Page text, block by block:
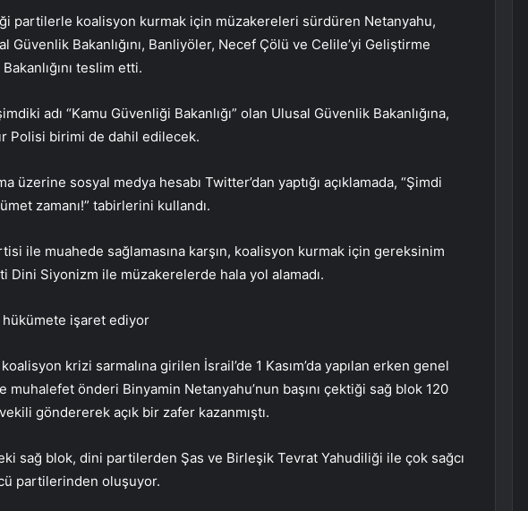
partilerle koalisyon kurmak için müzakereleri sürdüren Netanyahu,
Güvenlik Bakanlığını, Banliyöler, Necef Çölü ve Celile’yi Geliştirme
teslim etti.
adı “Kamu Güvenliği Bakanlığı” olan Ulusal Güvenlik Bakanlığına,
Polisi birimi de dahil edilecek.
üzerine sosyal medya hesabı Twitter’dan yaptığı açıklamada, “Şimdi
zamanı!” tabirlerini kullandı.
ile muahede sağlamasına karşın, koalisyon kurmak için gereksinim
Dini Siyonizm ile müzakerelerde hala yol alamadı.
işaret ediyor
krizi sarmalına girilen İsrail’de 1 Kasım’da yapılan erken genel
muhalefet önderi Binyamin Netanyahu’nun başını çektiği sağ blok 120
göndererek açık bir zafer kazanmıştı.
sağ blok, dini partilerden Şas ve Birleşik Tevrat Yahudiliği ile çok sağcı
partilerinden oluşuyor.